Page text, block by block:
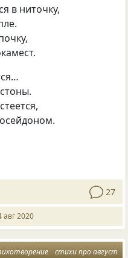
в ниточку,
27
авг 2020
стихи про август